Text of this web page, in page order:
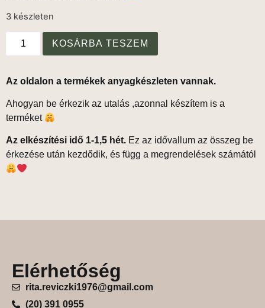
3 készleten
KOSÁRBA TESZEM
Az oldalon a termékek anyagkészleten vannak.
Ahogyan be érkezik az utalás ,azonnal készítem is a
terméket
Az elkészítési idő 1-1,5 hét. Ez az idővallum az összeg be
érkezése után kezdődik, és függ a megrendelések számától
Elérhetőség
rita.reviczki1976@gmail.com
(20) 391 0955